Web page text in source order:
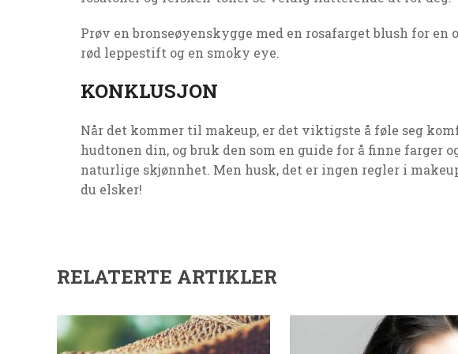
Prøv en bronseøyenskygge med en rosafarget blush for
rød leppestift og en smoky eye.
KONKLUSJON
Når det kommer til makeup, er det viktigste å føle seg
hudtonen din, og bruk den som en guide for å finne farger
naturlige skjønnhet. Men husk, det er ingen regler i
du elsker!
RELATERTE ARTIKLER